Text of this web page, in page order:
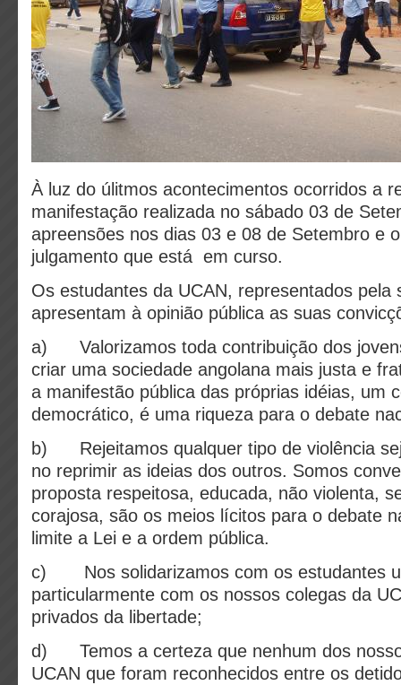
À luz do úlitmos acontecimentos ocorridos a
manifestação realizada no sábado 03 de
apreensões nos dias 03 e 08 de Setembro e
julgamento que está em curso.
Os estudantes da UCAN, representados pela
apresentam à opinião pública as suas
a) Valorizamos toda contribuição dos
criar uma sociedade angolana mais justa e
a manifestão pública das próprias idéias, um
democrático, é uma riqueza para o debate
b) Rejeitamos qualquer tipo de violência
no reprimir as ideias dos outros. Somos
proposta respeitosa, educada, não violenta,
corajosa, são os meios lícitos para o debate
limite a Lei e a ordem pública.
c) Nos solidarizamos com os estudantes
particularmente com os nossos colegas da
privados da libertade;
d) Temos a certeza que nenhum dos
UCAN que foram reconhecidos entre os